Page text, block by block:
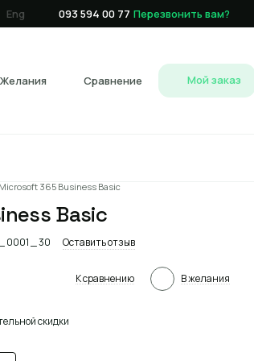
Eng 093 594 00 77 Перезвонить вам?
Желания Сравнение Мой заказ
Microsoft 365 Business Basic
Basic
0001 _ 30 Оставить отзыв
К сравнению В желания
скидки